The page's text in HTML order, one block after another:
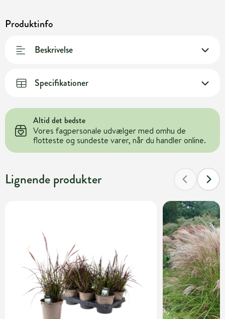
Produktinfo
Beskrivelse
Specifikationer
Altid det bedste
Vores fagpersonale udvælger med omhu de
flotteste og sundeste varer, når du handler online.
Lignende produkter